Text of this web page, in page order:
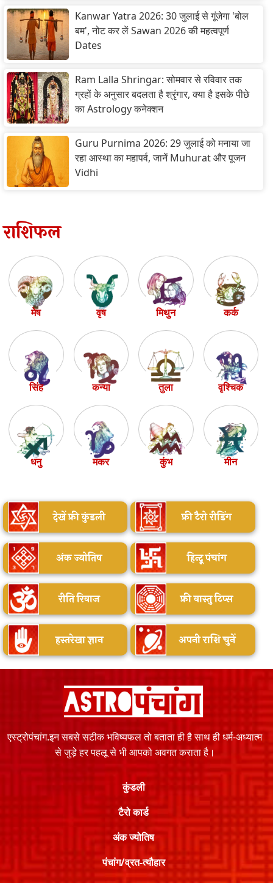
Kanwar Yatra 2026: 30 जुलाई से गूंजेगा 'बोल
बम', नोट कर लें Sawan 2026 की महत्वपूर्ण
Dates
Ram Lalla Shringar: सोमवार से रविवार तक
ग्रहों के अनुसार बदलता है श्रृंगार, क्या है इसके पीछे
का Astrology कनेक्शन
Guru Purnima 2026: 29 जुलाई को मनाया जा
रहा आस्था का महापर्व, जानें Muhurat और पूजन
Vidhi
राशिफल
मेष वृष मिथुन कर्क
सिंह कन्या तुला वृश्चिक
धनु मकर कुंभ मीन
देखें फ्री कुंडली फ्री टैरो रीडिंग
अंक ज्योतिष हिन्दू पंचांग
रीति रिवाज फ्री वास्तु टिप्स
हस्तरेखा ज्ञान अपनी राशि चुनें
एस्ट्रोपंचांग.इन सबसे सटीक भविष्यफल तो बताता ही है साथ ही धर्म-अध्यात्म
से जुड़े हर पहलू से भी आपको अवगत कराता है।
कुंडली
टैरो कार्ड
अंक ज्योतिष
पंचांग/व्रत-त्यौहार